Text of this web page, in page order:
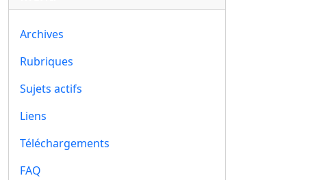
Archives
Rubriques
Sujets actifs
Liens
Téléchargements
FAQ